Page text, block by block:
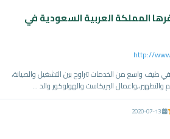
المملكة العربية السعودية في
http://
واسع من الخدمات تتراوح بين التشغيل والصيانة،
البريكاست والهولوكور والد ...